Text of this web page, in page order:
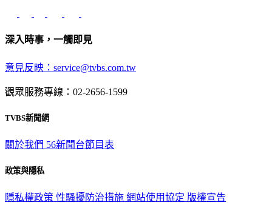
深入時事，一觸即見
意見反映：service@tvbs.com.tw
觀眾服務專線：02-2656-1599
TVBS新聞網
關於我們 56新聞台節目表
政策與隱私
隱私權政策 性騷擾防治措施 網站使用協定 版權宣告